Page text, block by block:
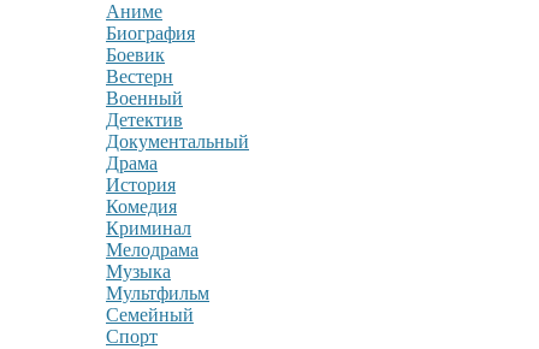
Аниме
Биография
Боевик
Вестерн
Военный
Детектив
Документальный
Драма
История
Комедия
Криминал
Мелодрама
Музыка
Мультфильм
Семейный
Спорт